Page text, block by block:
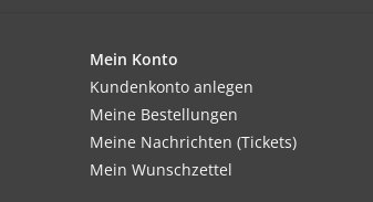
Mein Konto
Kundenkonto anlegen
Meine Bestellungen
Meine Nachrichten (Tickets)
Mein Wunschzettel